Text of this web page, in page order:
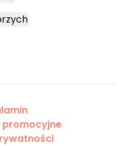
promocyjne